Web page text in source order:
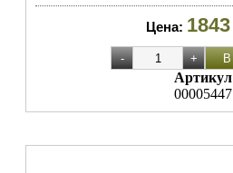
Цена: 1843
Артикул
00005447